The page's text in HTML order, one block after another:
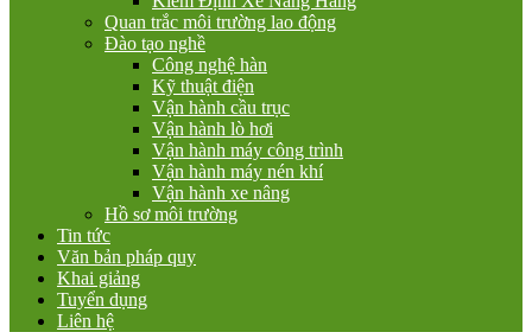
Quan trắc môi trường lao động
Đào tạo nghề
Công nghệ hàn
Kỹ thuật điện
Vận hành cầu trục
Vận hành lò hơi
Vận hành máy công trình
Vận hành máy nén khí
Vận hành xe nâng
Hồ sơ môi trường
Tin tức
Văn bản pháp quy
Khai giảng
Tuyển dụng
Liên hệ